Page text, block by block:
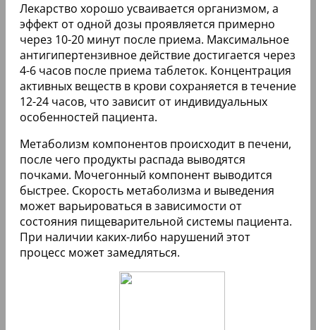
Лекарство хорошо усваивается организмом, а
эффект от одной дозы проявляется примерно
через 10-20 минут после приема. Максимальное
антигипертензивное действие достигается через
4-6 часов после приема таблеток. Концентрация
активных веществ в крови сохраняется в течение
12-24 часов, что зависит от индивидуальных
особенностей пациента.
Метаболизм компонентов происходит в печени,
после чего продукты распада выводятся
почками. Мочегонный компонент выводится
быстрее. Скорость метаболизма и выведения
может варьироваться в зависимости от
состояния пищеварительной системы пациента.
При наличии каких-либо нарушений этот
процесс может замедляться.